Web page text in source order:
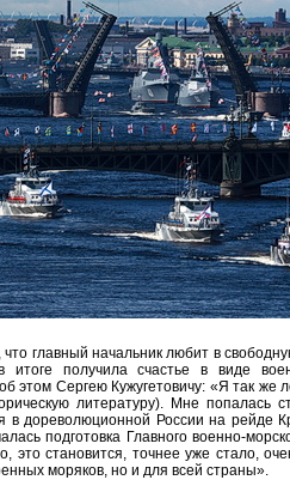
главный начальник любит в
итоге получила счастье в виде
этом Сергею Кужугетовичу: «Я так же
литературу). Мне попалась
в дореволюционной России на рейде
подготовка Главного военно-
это становится, точнее уже стало,
моряков, но и для всей страны».